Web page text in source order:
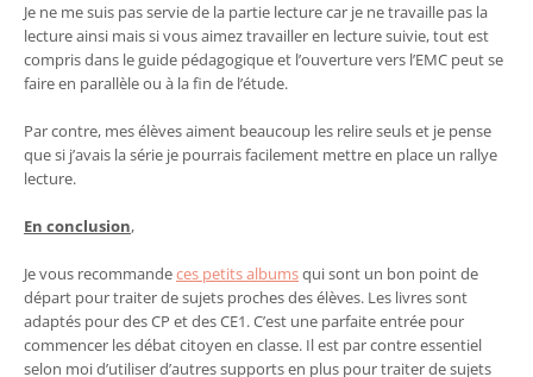
Je ne me suis pas servie de la partie lecture car je ne travaille pas la
lecture ainsi mais si vous aimez travailler en lecture suivie, tout est
compris dans le guide pédagogique et l’ouverture vers l’EMC peut se
faire en parallèle ou à la fin de l’étude.
Par contre, mes élèves aiment beaucoup les relire seuls et je pense
que si j’avais la série je pourrais facilement mettre en place un rallye
lecture.
En conclusion,
Je vous recommandeces petits albumsqui sont un bon point de
départ pour traiter de sujets proches des élèves. Les livres sont
adaptés pour des CP et des CE1. C’est une parfaite entrée pour
commencer les débat citoyen en classe. Il est par contre essentiel
selon moi d’utiliser d’autres supports en plus pour traiter de sujets